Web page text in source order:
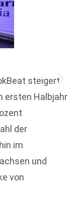
steigert
ersten Halbjahr
der
im
und
von